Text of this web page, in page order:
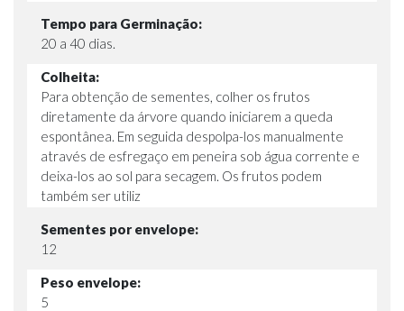
Tempo para Germinação:
20 a 40 dias.
Colheita:
Para obtenção de sementes, colher os frutos
diretamente da árvore quando iniciarem a queda
espontânea. Em seguida despolpa-los manualmente
através de esfregaço em peneira sob água corrente e
deixa-los ao sol para secagem. Os frutos podem
também ser utiliz
Sementes por envelope:
12
Peso envelope:
5